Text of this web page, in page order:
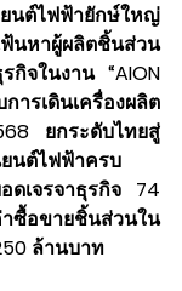
นต์ไฟฟ้ายักษ์ใหญ่
ฟ้นหาผู้ผลิตชิ้นส่วน
กิจในงาน “AION
ารเดินเครื่องผลิต
ยกระดับไทยสู่
นต์ไฟฟ้าครบ
ดเจรจาธุรกิจ 74
อขายชิ้นส่วนใน
ล้านบาท